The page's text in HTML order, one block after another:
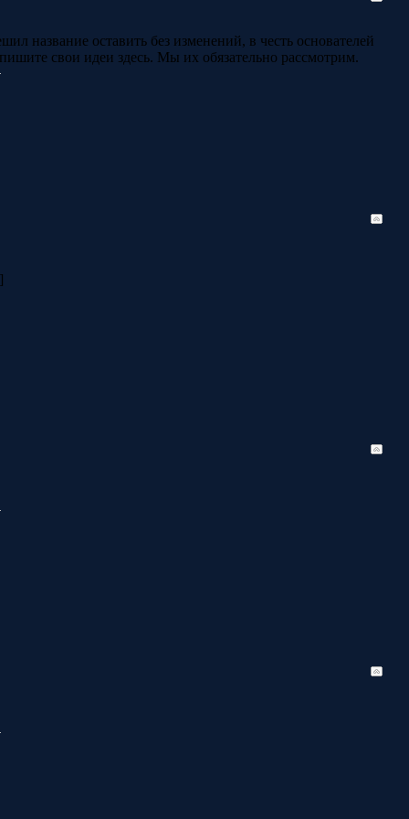
название оставить без изменений, в честь основателей
свои идеи здесь. Мы их обязательно рассмотрим.